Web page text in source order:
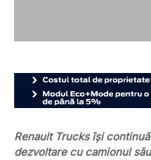
Renault Trucks își
dezvoltare cu camionul